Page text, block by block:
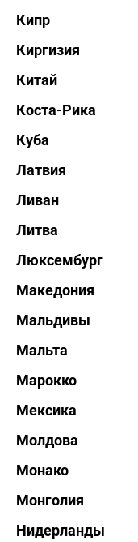
Кипр
Киргизия
Китай
Коста-Рика
Куба
Латвия
Ливан
Литва
Люксембург
Македония
Мальдивы
Мальта
Марокко
Мексика
Молдова
Монако
Монголия
Нидерланды